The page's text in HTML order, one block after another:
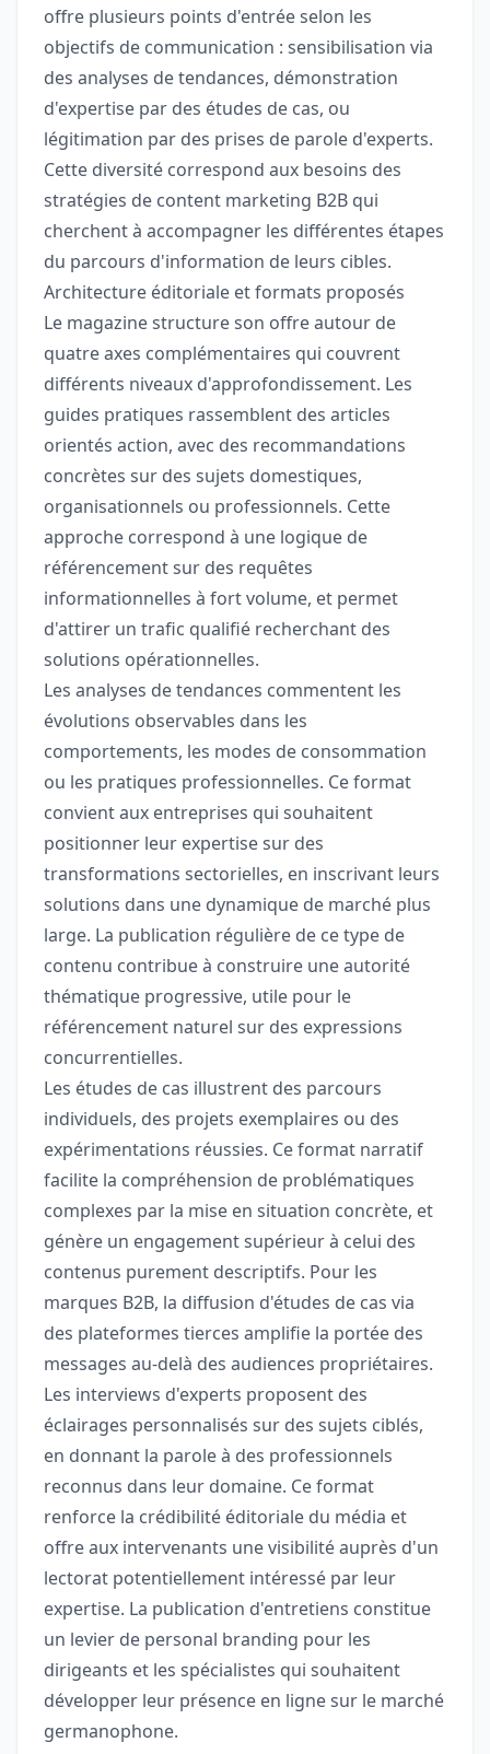
offre plusieurs points d'entrée selon les
objectifs de communication : sensibilisation via
des analyses de tendances, démonstration
d'expertise par des études de cas, ou
légitimation par des prises de parole d'experts.
Cette diversité correspond aux besoins des
stratégies de content marketing B2B qui
cherchent à accompagner les différentes étapes
du parcours d'information de leurs cibles.
Architecture éditoriale et formats proposés
Le magazine structure son offre autour de
quatre axes complémentaires qui couvrent
différents niveaux d'approfondissement. Les
guides pratiques rassemblent des articles
orientés action, avec des recommandations
concrètes sur des sujets domestiques,
organisationnels ou professionnels. Cette
approche correspond à une logique de
référencement sur des requêtes
informationnelles à fort volume, et permet
d'attirer un trafic qualifié recherchant des
solutions opérationnelles.
Les analyses de tendances commentent les
évolutions observables dans les
comportements, les modes de consommation
ou les pratiques professionnelles. Ce format
convient aux entreprises qui souhaitent
positionner leur expertise sur des
transformations sectorielles, en inscrivant leurs
solutions dans une dynamique de marché plus
large. La publication régulière de ce type de
contenu contribue à construire une autorité
thématique progressive, utile pour le
référencement naturel sur des expressions
concurrentielles.
Les études de cas illustrent des parcours
individuels, des projets exemplaires ou des
expérimentations réussies. Ce format narratif
facilite la compréhension de problématiques
complexes par la mise en situation concrète, et
génère un engagement supérieur à celui des
contenus purement descriptifs. Pour les
marques B2B, la diffusion d'études de cas via
des plateformes tierces amplifie la portée des
messages au-delà des audiences propriétaires.
Les interviews d'experts proposent des
éclairages personnalisés sur des sujets ciblés,
en donnant la parole à des professionnels
reconnus dans leur domaine. Ce format
renforce la crédibilité éditoriale du média et
offre aux intervenants une visibilité auprès d'un
lectorat potentiellement intéressé par leur
expertise. La publication d'entretiens constitue
un levier de personal branding pour les
dirigeants et les spécialistes qui souhaitent
développer leur présence en ligne sur le marché
germanophone.